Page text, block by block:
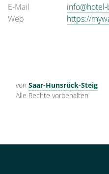
E-Mail
Web
https://
von Saar-Hunsrück-Steig
Alle Rechte vorbehalten